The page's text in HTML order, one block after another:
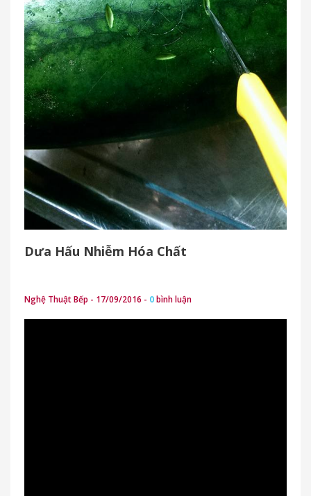
Dưa Hấu Nhiễm Hóa Chất
Nghệ Thuật Bếp - 17/09/2016 - 0bình luận